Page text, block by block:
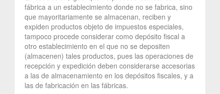
fábrica a un establecimiento donde no se fabrica, sino
que mayoritariamente se almacenan, reciben y
expiden productos objeto de impuestos especiales,
tampoco procede considerar como depósito fiscal a
otro establecimiento en el que no se depositen
(almacenen) tales productos, pues las operaciones de
recepción y expedición deben considerarse accesorias
a las de almacenamiento en los depósitos fiscales, y a
las de fabricación en las fábricas.